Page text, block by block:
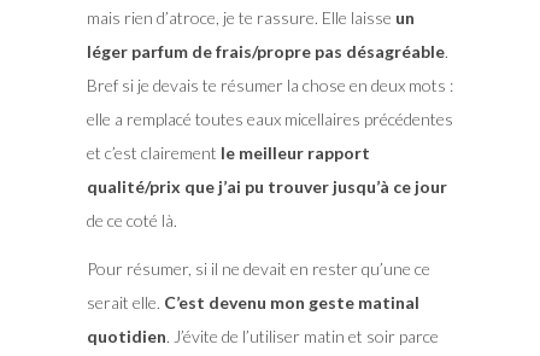
mais rien d’atroce, je te rassure. Elle laisse un
léger parfum de frais/propre pas désagréable.
Bref si je devais te résumer la chose en deux mots :
elle a remplacé toutes eaux micellaires précédentes
et c’est clairement le meilleur rapport
qualité/prix que j’ai pu trouver jusqu’à ce jour
de ce coté là.
Pour résumer, si il ne devait en rester qu’une ce
serait elle. C’est devenu mon geste matinal
quotidien. J’évite de l’utiliser matin et soir parce